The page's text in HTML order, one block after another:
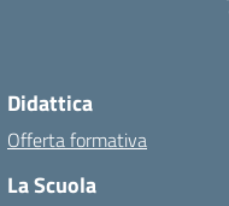
Didattica
Offerta formativa
La Scuola